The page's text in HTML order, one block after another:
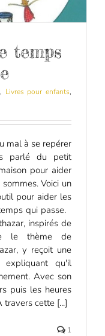
temps
, Livres pour enfants,
mal à se repérer
parlé du petit
pour aider
Voici un
pour aider les
qui passe.
inspirés de
le thème de
y reçoit une
qu'il
Avec son
puis les heures
cette [...]
1